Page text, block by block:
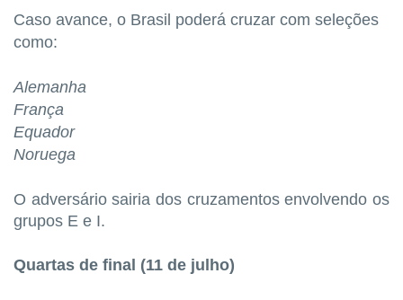
Caso avance, o Brasil poderá cruzar com seleções
como:
Alemanha
França
Equador
Noruega
O adversário sairia dos cruzamentos envolvendo os
grupos E e I.
Quartas de final (11 de julho)